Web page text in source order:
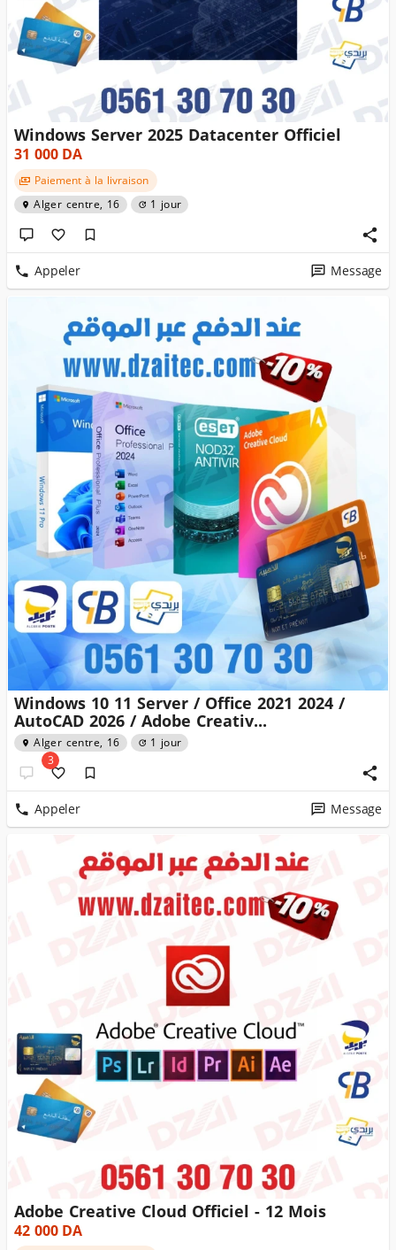
Windows Server 2025 Datacenter Officiel
31 000DA
Paiement à la livraison
Alger centre, 16
1 jour
Appeler Message
Windows 10 11 Server / Office 2021 2024 /
AutoCAD 2026 / Adobe Creativ...
Alger centre, 16
1 jour
3
Appeler Message
Adobe Creative Cloud Officiel - 12 Mois
42 000DA